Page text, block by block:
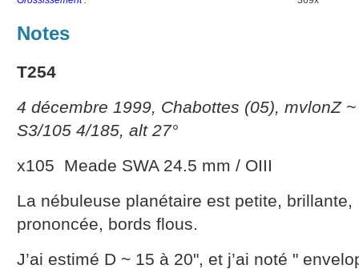
Notes
T254
4 décembre 1999, Chabottes (05), mvlonZ
S3/105 4/185, alt 27°
x105 Meade SWA 24.5 mm / OIII
La nébuleuse planétaire est petite, brillante,
prononcée, bords flous.
J’ai estimé D ~ 15 à 20", et j’ai noté "